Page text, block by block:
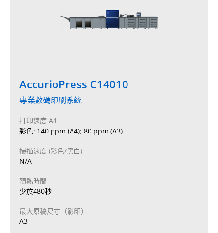
AccurioPress C14010
專業數碼印刷系統
打印速度 A4
彩色: 140 ppm (A4); 80 ppm (A3)
掃描速度 (彩色/黑白)
N/A
預熱時間
少於480秒
最大原稿尺寸（影印）
A3